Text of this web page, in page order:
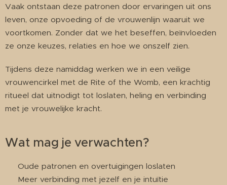
Vaak ontstaan deze patronen door ervaringen uit ons
leven, onze opvoeding of de vrouwenlijn waaruit we
voortkomen. Zonder dat we het beseffen, beïnvloeden
ze onze keuzes, relaties en hoe we onszelf zien.
Tijdens deze namiddag werken we in een veilige
vrouwencirkel met de Rite of the Womb, een krachtig
ritueel dat uitnodigt tot loslaten, heling en verbinding
met je vrouwelijke kracht.
Wat mag je verwachten?
🔥 Oude patronen en overtuigingen loslaten
🔥 Meer verbinding met jezelf en je intuïtie